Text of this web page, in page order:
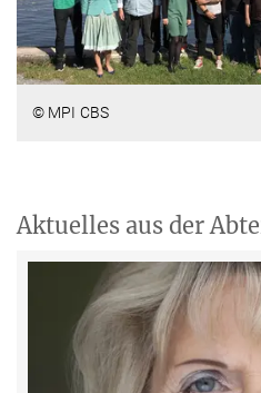
© MPI CBS
Aktuelles aus der